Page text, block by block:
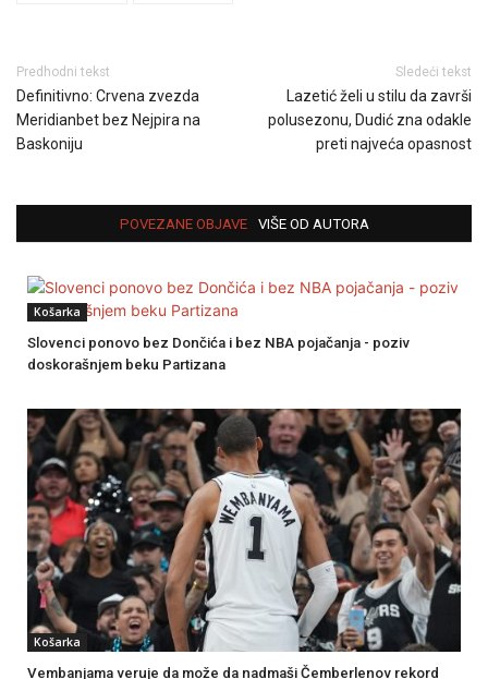
Predhodni tekst
Definitivno: Crvena zvezda
Meridianbet bez Nejpira na
Baskoniju
Sledeći tekst
Lazetić želi u stilu da završi
polusezonu, Dudić zna odakle
preti najveća opasnost
POVEZANE OBJAVE VIŠE OD AUTORA
Košarka
Slovenci ponovo bez Dončića i bez NBA pojačanja - poziv
doskorašnjem beku Partizana
Košarka
Vembanjama veruje da može da nadmaši Čemberlenov rekord